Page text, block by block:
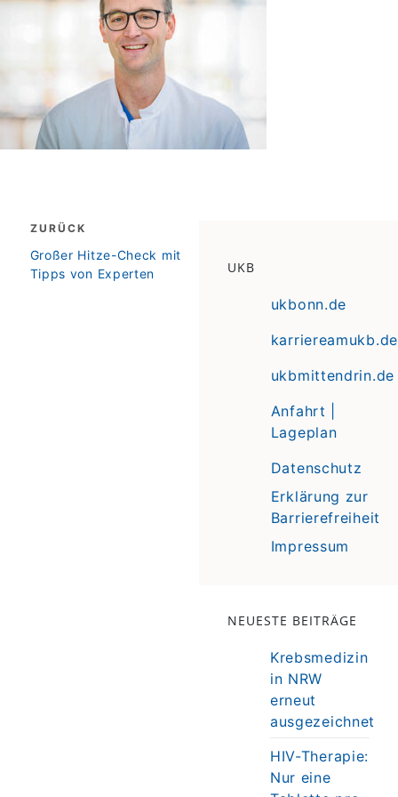
Beitragsnavigation
ZURÜCK
zurück
Großer Hitze-Check mit
Tipps von Experten
UKB
ukbonn.de
karriereamukb.de
ukbmittendrin.de
Anfahrt |
Lageplan
Datenschutz
Erklärung zur
Barrierefreiheit
Impressum
NEUESTE BEITRÄGE
Krebsmedizin
in NRW
erneut
ausgezeichnet
HIV-Therapie:
Nur eine